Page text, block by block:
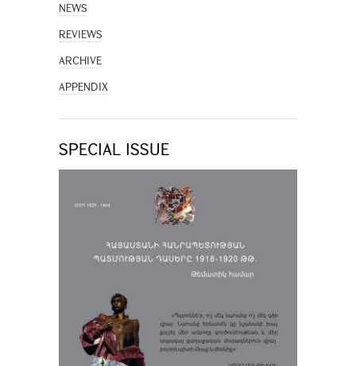
NEWS
REVIEWS
ARCHIVE
APPENDIX
SPECIAL ISSUE